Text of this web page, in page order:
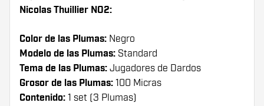
Nicolas Thuillier NO2:
Color de las Plumas: Negro
Modelo de las Plumas: Standard
Tema de las Plumas: Jugadores de Dardos
Grosor de las Plumas: 100 Micras
Contenido: 1 set (3 Plumas)